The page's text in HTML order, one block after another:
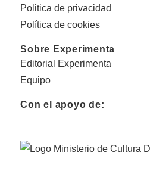
Politica de privacidad
Política de cookies
Sobre Experimenta
Editorial Experimenta
Equipo
Con el apoyo de: